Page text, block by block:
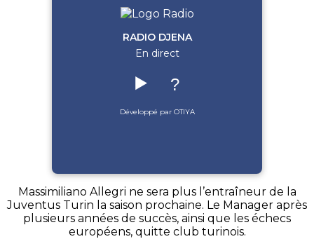
RADIO DJENA
En direct
▶️ ?
Développé par OTIYA
Massimiliano Allegri ne sera plus l’entraîneur de la
Juventus Turin la saison prochaine. Le Manager après
plusieurs années de succès, ainsi que les échecs
européens, quitte club turinois.